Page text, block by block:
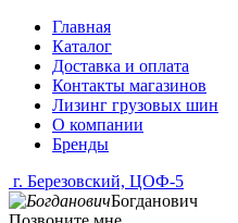
Главная
Каталог
Доставка и оплата
Контакты магазинов
Лизинг грузовых шин
О компании
Бренды
г. Березовский, ЦОФ-5
Богданович